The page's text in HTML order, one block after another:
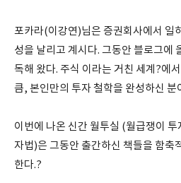
포카라(이강연)님은 증권회사에서 일
성을 날리고 계시다. 그동안 블로그에
독해 왔다. 주식 이라는 거친 세계?에
큼, 본인만의 투자 철학을 완성하신 분
이번에 나온 신간 월투실 (월급쟁이
자법)은 그동안 출간하신 책들을 함축
한다.?